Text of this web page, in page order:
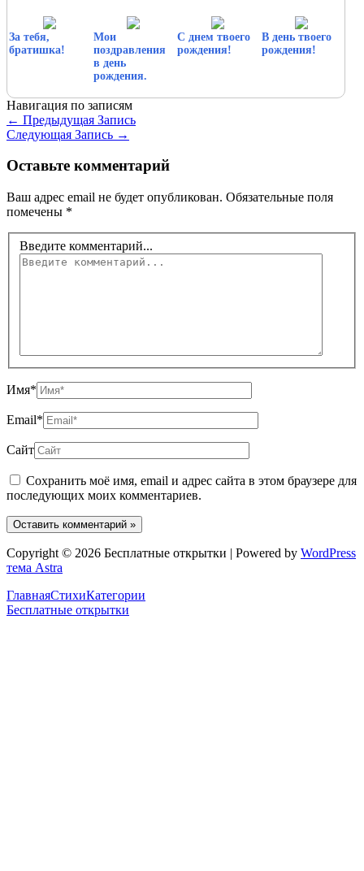
За тебя,
братишка!
Мои
поздравления
в день
рождения.
С днем твоего
рождения!
В день твоего
рождения!
Навигация по записям
← Предыдущая Запись
Следующая Запись →
Оставьте комментарий
Ваш адрес email не будет опубликован. Обязательные поля
помечены *
Введите комментарий...
Имя*
Email*
Сайт
Сохранить моё имя, email и адрес сайта в этом браузере для
последующих моих комментариев.
Copyright © 2026 Бесплатные открытки | Powered by WordPress
тема Astra
ГлавнаяСтихиКатегории
Бесплатные открытки